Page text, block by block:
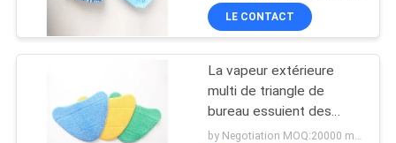
PRIVACY
LE CONTACT
La vapeur extérieure
multi de triangle de
bureau essuient des
protections de